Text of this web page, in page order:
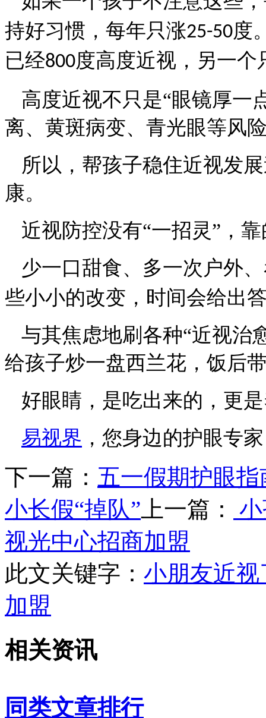
持好习惯，每年只涨25-50度
已经800度高度近视，另一个
高度近视不只是“眼镜厚一
离、黄斑病变、青光眼等风
所以，帮孩子稳住近视发
康。
近视防控没有“一招灵”，
少一口甜食、多一次户外
些小小的改变，时间会给出
与其焦虑地刷各种“近视治
给孩子炒一盘西兰花，饭后
好眼睛，是吃出来的，更
易视界 ，您身边的护眼专
下一篇： 五一假期护眼
小长假“掉队” 上一篇：
视光中心招商加盟
此文关键字： 小朋友近
加盟
相关资讯
同类文章排行